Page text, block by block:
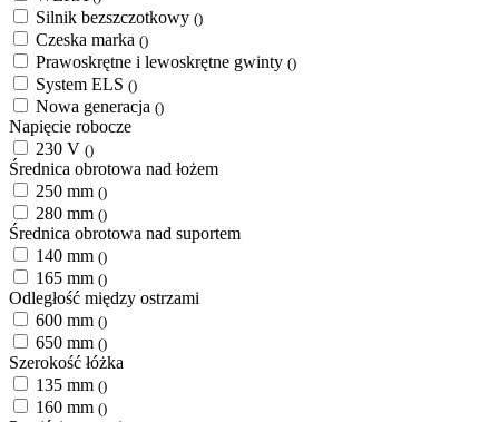
Silnik bezszczotkowy ()
Czeska marka ()
Prawoskrętne i lewoskrętne gwinty ()
System ELS ()
Nowa generacja ()
Napięcie robocze
230 V ()
Średnica obrotowa nad łożem
250 mm ()
280 mm ()
Średnica obrotowa nad suportem
140 mm ()
165 mm ()
Odległość między ostrzami
600 mm ()
650 mm ()
Szerokość łóżka
135 mm ()
160 mm ()